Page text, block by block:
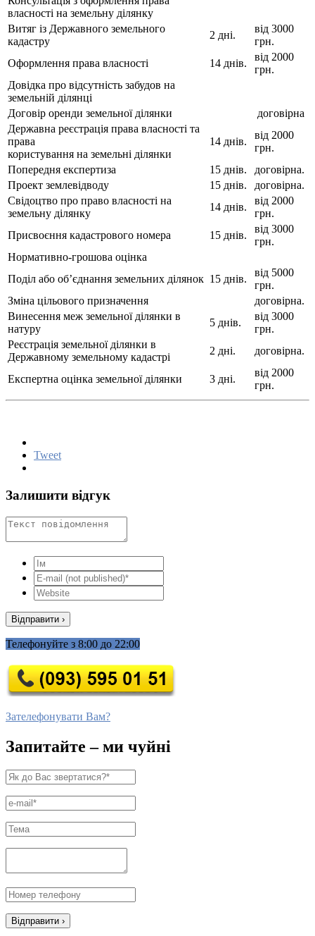
власності на земельну ділянку
Витяг із Державного земельного
кадастру
2 дні.
від 3000
грн.
Оформлення права власності
14 днів.
від 2000
грн.
Довідка про відсутність забудов на
земельній ділянці
Договір оренди земельної ділянки
договірна
Державна реєстрація права власності та
права
користування на земельні ділянки
14 днів.
від 2000
грн.
Попередня експертиза
15 днів.
договірна.
Проект землевідводу
15 днів.
договірна.
Cвідоцтво про право власності на
земельну ділянку
14 днів.
від 2000
грн.
Присвоєння кадастрового номера
15 днів.
від 3000
грн.
Нормативно-грошова оцінка
Поділ або об’єднання земельних ділянок 15 днів.
від 5000
грн.
Зміна цільового призначення
договірна.
Винесення меж земельної ділянки в
натуру
5 днів.
від 3000
грн.
Реєстрація земельної ділянки в
Державному земельному кадастрі
2 дні. договірна.
Експертна оцінка земельної ділянки 3 дні.
від 2000
грн.
Tweet
Залишити відгук
Телефонуйте з 8:00 до 22:00
Зателефонувати Вам?
Запитайте – ми чуйні